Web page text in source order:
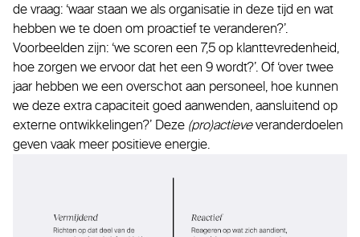
de vraag: ‘waar staan we als organisatie in deze tijd en wat
hebben we te doen om proactief te veranderen?’.
Voorbeelden zijn: ‘we scoren een 7,5 op klanttevredenheid,
hoe zorgen we ervoor dat het een 9 wordt?’. Of ‘over twee
jaar hebben we een overschot aan personeel, hoe kunnen
we deze extra capaciteit goed aanwenden, aansluitend op
externe ontwikkelingen?’ Deze (pro)actieveveranderdoelen
geven vaak meer positieve energie.